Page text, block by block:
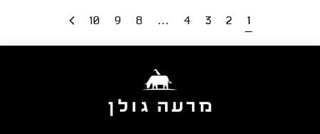
1
2
3
4
…
8
9
10